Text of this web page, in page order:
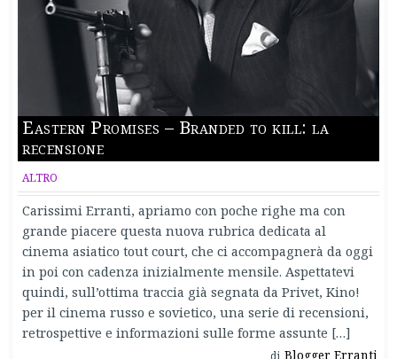
Eastern Promises – Branded to kill: la
recensione
ALTRO
Carissimi Erranti, apriamo con poche righe ma con
grande piacere questa nuova rubrica dedicata al
cinema asiatico tout court, che ci accompagnerà da oggi
in poi con cadenza inizialmente mensile. Aspettatevi
quindi, sull’ottima traccia già segnata da Privet, Kino!
per il cinema russo e sovietico, una serie di recensioni,
retrospettive e informazioni sulle forme assunte […]
di Blogger Erranti